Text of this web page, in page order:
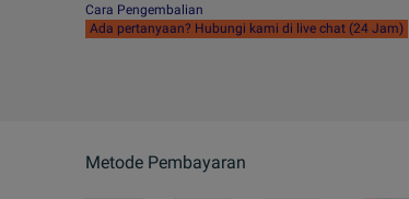
Cara Pengembalian
Ada pertanyaan? Hubungi kami di live chat (24 Jam)
Metode Pembayaran